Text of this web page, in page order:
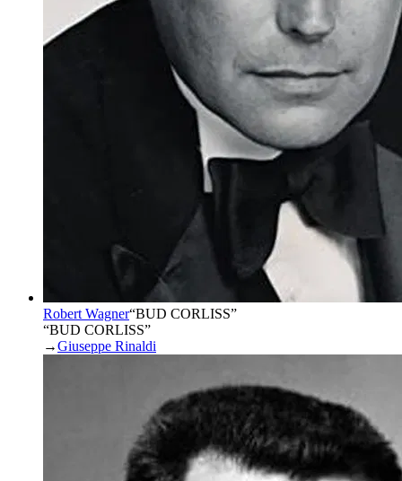
Robert Wagner“BUD CORLISS”
“BUD CORLISS”
→Giuseppe Rinaldi